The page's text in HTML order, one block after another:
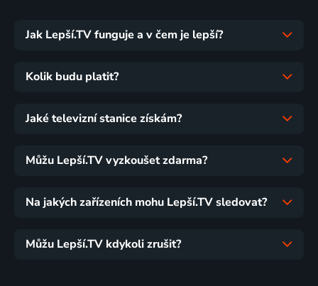
Jak Lepší.TV funguje a v čem je lepší?
Kolik budu platit?
Jaké televizní stanice získám?
Můžu Lepší.TV vyzkoušet zdarma?
Na jakých zařízeních mohu Lepší.TV sledovat?
Můžu Lepší.TV kdykoli zrušit?